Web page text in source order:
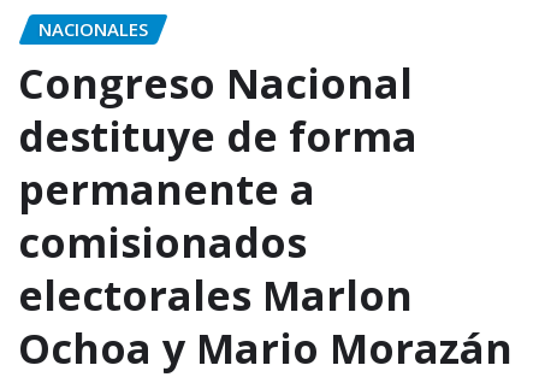
NACIONALES
Congreso Nacional
destituye de forma
permanente a
comisionados
electorales Marlon
Ochoa y Mario Morazán